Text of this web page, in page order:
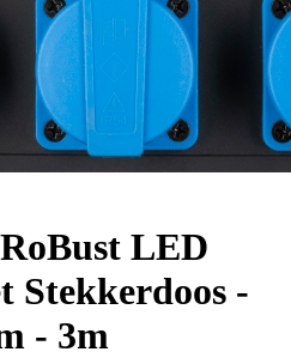
LED
Stekkerdoos -
- 3m